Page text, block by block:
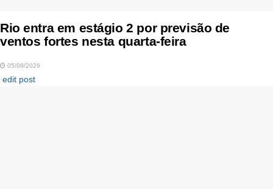
Rio entra em estágio 2 por previsão de
ventos fortes nesta quarta-feira
05/08/2026
edit post